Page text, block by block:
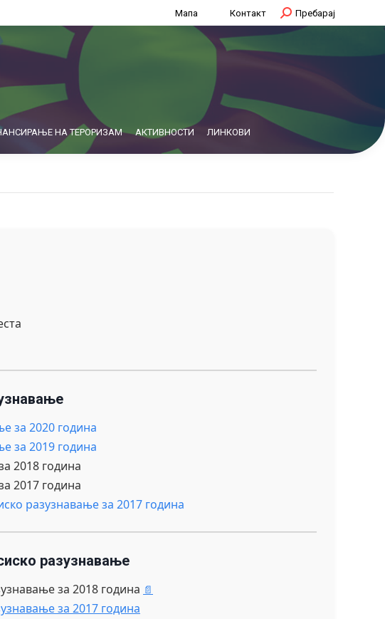
Мапа Контакт Search:Пребарај
НА ТЕРОРИЗАМ АКТИВНОСТИ ЛИНКОВИ
за 2020 година
за 2019 година
2018 година
2017 година
разузнавање за 2017 година
разузнавање
за 2018 година
за 2017 година